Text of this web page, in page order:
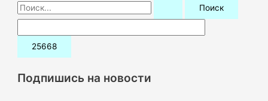
П
о
и
:Подпишись на новости